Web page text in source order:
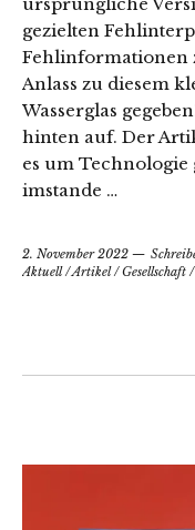
gezielten
Fehlinformationen
Anlass zu diesem
Wasserglas
hinten auf. Der
es um
imstande …
2. November 2022
Aktuell/Artikel/Gesellschaft /